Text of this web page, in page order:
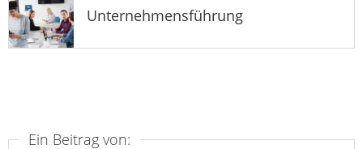
Unternehmensführung
Ein Beitrag von: